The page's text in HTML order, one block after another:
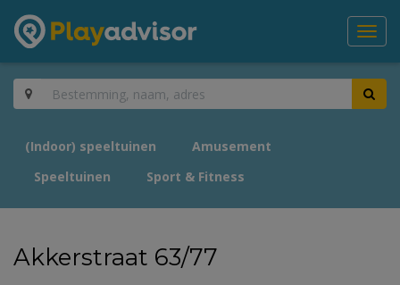
(Indoor) speeltuinen
Amusement
Speeltuinen
Sport & Fitness
Akkerstraat 63/77